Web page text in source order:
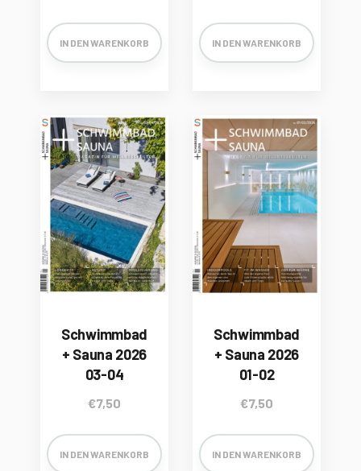
IN DEN WARENKORB IN DEN WARENKORB
Schwimmbad
+ Sauna 2026
03-04
€7,50
IN DEN WARENKORB
Schwimmbad
+ Sauna 2026
01-02
€7,50
IN DEN WARENKORB